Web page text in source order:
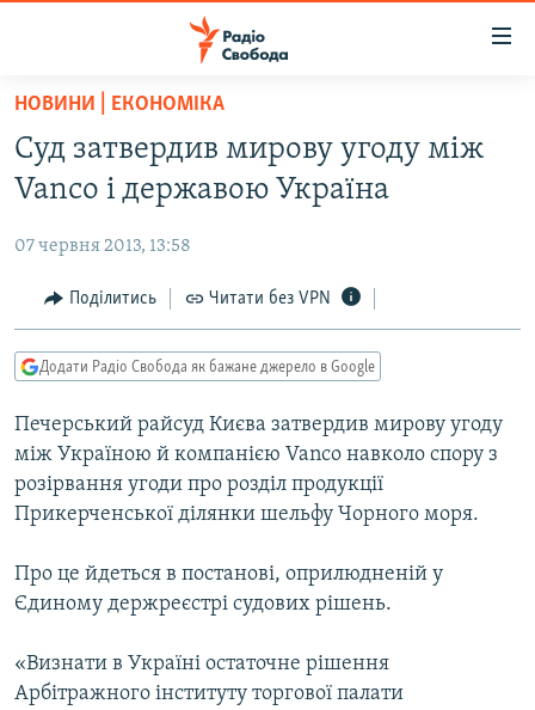
Перейти
основного
матеріалу
до
навігації
Перейти
до
ВСЕ ЗА ДОБУ
ПОЛІТИКА
ЕКОНОМІКА
КУЛЬТУРА
СПОРТ
УКРАЇНА
СВІТ
ВІЙНА
РОСІЙСЬКА «ФІЛЬТРАЦІЯ»
КРИМ.РЕАЛІЇ
ТИ ЯК?
СХЕМИ
КИТАЙ.ВИКЛИКИ
ФОТО
ПОДКАСТИ
НОВИНИ | ЕКОНОМІКА
Суд затвердив мирову угоду між
Vanco і державою Україна
07 червня 2013, 13:58
Поділитись Читати без VPN
Додати Радіо Свобода як бажане джерело в Google
Печерський райсуд Києва затвердив мирову угоду
між Україною й компанією Vanco навколо спору з
розірвання угоди про розділ продукції
Прикерченської ділянки шельфу Чорного моря.
Про це йдеться в постанові, оприлюдненій у
Єдиному держреєстрі судових рішень.
«Визнати в Україні остаточне рішення
Арбітражного інституту торгової палати